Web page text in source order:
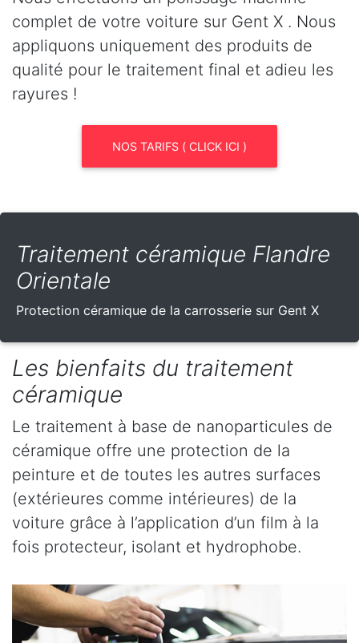
complet de votre voiture sur Gent X . Nous
appliquons uniquement des produits de
qualité pour le traitement final et adieu les
rayures !
NOS TARIFS ( CLICK ICI )
Traitement céramique Flandre
Orientale
Protection céramique de la carrosserie sur Gent X
Les bienfaits du traitement
céramique
Le traitement à base de nanoparticules de
céramique offre une protection de la
peinture et de toutes les autres surfaces
(extérieures comme intérieures) de la
voiture grâce à l’application d’un film à la
fois protecteur, isolant et hydrophobe.